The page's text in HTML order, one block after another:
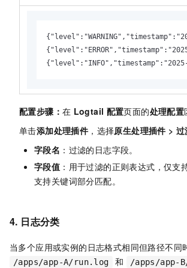
配置步骤： 在 Logtail 配置页面的处理配置
单击添加处理插件 ，选择原生处理插件 >过
字段名 ：过滤的日志字段。
字段值 ：用于过滤的正则表达式，仅支
支持关键词部分匹配。
4. 日志分类
当多个应用或实例的日志格式相同但路径不同
/apps/app-A/run.log 和 /apps/app-